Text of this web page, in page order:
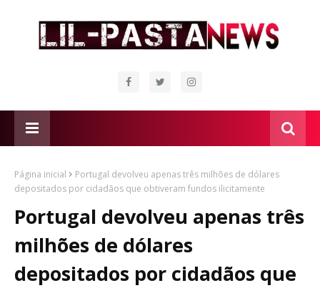
Página inicial
Portugal devolveu apenas três milhões de dólares
depositados por cidadãos que obtiveram fundos ilicitamente
Portugal devolveu apenas três
milhões de dólares
depositados por cidadãos que